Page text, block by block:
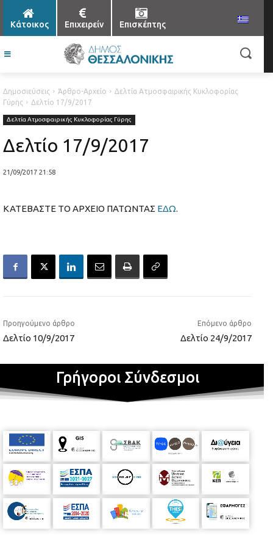
Κάτοικος Επιχειρείν Επισκέπτης
Δημοσιεύσεις Άρθρο-Αρχείο
Δελτία Ατμοσφαιρικής Κυκλοφορίας
Γύρης
Δελτίο 17/9/2017
Δελτία Ατμοσφαιρικής Κυκλοφορίας Γύρης
Δελτίο 17/9/2017
21/09/2017 21:58
ΚΑΤΕΒΑΣΤΕ ΤΟ ΑΡΧΕΙΟ ΠΑΤΩΝΤΑΣ ΕΔΩ.
Προηγούμενο άρθρο
Δελτίο 10/9/2017
Επόμενο άρθρο
Δελτίο 24/9/2017
Γρήγοροι Σύνδεσμοι